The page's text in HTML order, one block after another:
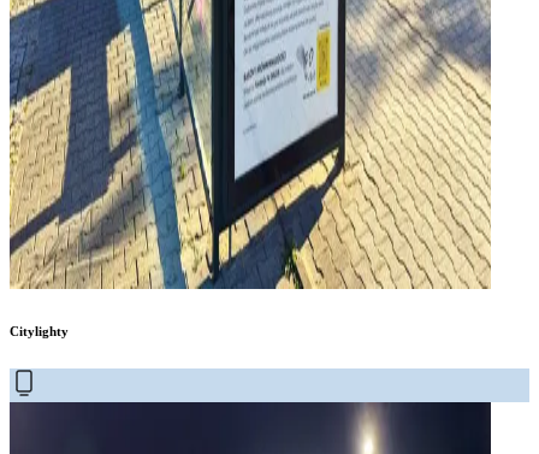
Citylighty